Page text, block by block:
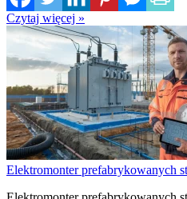
Czytaj więcej »
Elektromonter prefabrykowanych